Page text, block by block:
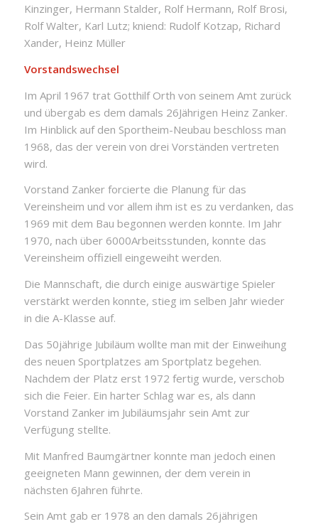
Kinzinger, Hermann Stalder, Rolf Hermann, Rolf Brosi,
Rolf Walter, Karl Lutz; kniend: Rudolf Kotzap, Richard
Xander, Heinz Müller
Vorstandswechsel
Im April 1967 trat Gotthilf Orth von seinem Amt zurück
und übergab es dem damals 26Jährigen Heinz Zanker.
Im Hinblick auf den Sportheim-Neubau beschloss man
1968, das der verein von drei Vorständen vertreten
wird.
Vorstand Zanker forcierte die Planung für das
Vereinsheim und vor allem ihm ist es zu verdanken, das
1969 mit dem Bau begonnen werden konnte. Im Jahr
1970, nach über 6000Arbeitsstunden, konnte das
Vereinsheim offiziell eingeweiht werden.
Die Mannschaft, die durch einige auswärtige Spieler
verstärkt werden konnte, stieg im selben Jahr wieder
in die A-Klasse auf.
Das 50jährige Jubiläum wollte man mit der Einweihung
des neuen Sportplatzes am Sportplatz begehen.
Nachdem der Platz erst 1972 fertig wurde, verschob
sich die Feier. Ein harter Schlag war es, als dann
Vorstand Zanker im Jubiläumsjahr sein Amt zur
Verfügung stellte.
Mit Manfred Baumgärtner konnte man jedoch einen
geeigneten Mann gewinnen, der dem verein in
nächsten 6Jahren führte.
Sein Amt gab er 1978 an den damals 26jährigen